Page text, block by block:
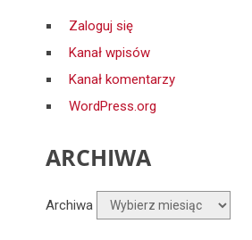
Zaloguj się
Kanał wpisów
Kanał komentarzy
WordPress.org
ARCHIWA
Archiwa